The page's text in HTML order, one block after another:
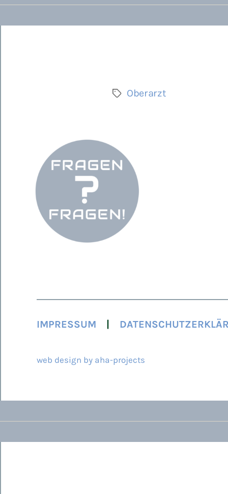
Schlagwörter
Oberarzt
IMPRESSUM
web design by aha-projects